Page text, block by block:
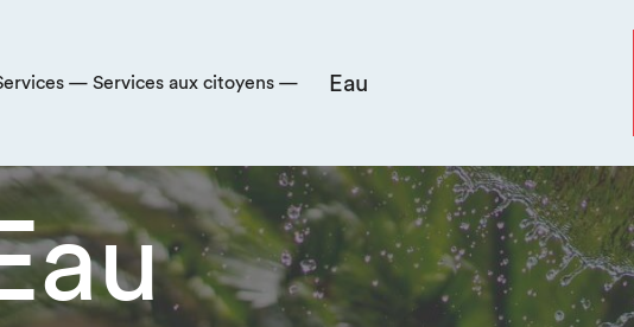
— Services aux citoyens — Eau